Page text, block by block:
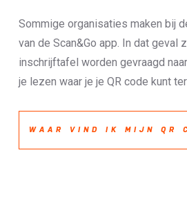
Sommige organisaties maken bij
van de Scan&Go app. In dat geval
inschrijftafel worden gevraagd
je lezen waar je je QR code kunt
WAAR VIND IK MIJN QR